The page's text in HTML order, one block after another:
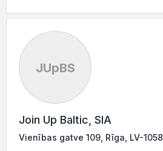
JUpBS
Join Up Baltic, SIA
Vienības gatve 109, Rīga, LV-1058